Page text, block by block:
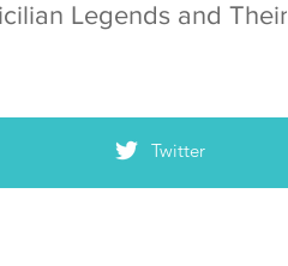
Legends and Their
Twitter